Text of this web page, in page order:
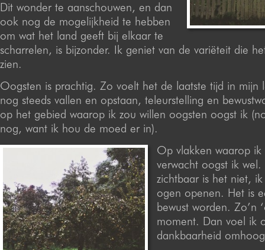
Dit wonder te aanschouwen, en dan
ook nog de mogelijkheid te hebben
om wat het land geeft bij elkaar te
scharrelen, is bijzonder. Ik geniet van de variëteit die
zien.
Oogsten is prachtig. Zo voelt het de laatste tijd in mijn
nog steeds vallen en opstaan, teleurstelling en
op het gebied waarop ik zou willen oogsten oogst ik
nog, want ik hou de moed er in).
Op vlakken waarop ik
verwacht oogst ik wel.
zichtbaar is het niet,
ogen openen. Het is
bewust worden. Zo’n
moment. Dan voel ik
dankbaarheid